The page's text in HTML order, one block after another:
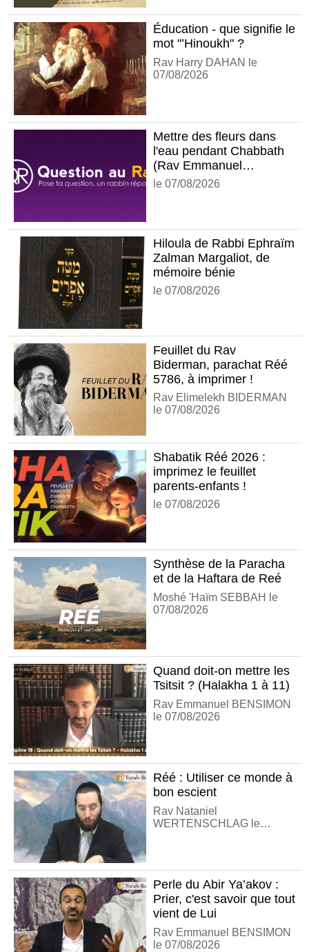
Éducation - que signifie le
mot "’Hinoukh" ?
Rav Harry DAHAN le
07/08/2026
Mettre des fleurs dans
l'eau pendant Chabbath
(Rav Emmanuel
BENSIMON)
le 07/08/2026
Hiloula de Rabbi Ephraïm
Zalman Margaliot, de
mémoire bénie
le 07/08/2026
Feuillet du Rav
Biderman, parachat Réé
5786, à imprimer !
Rav Elimelekh BIDERMAN
le 07/08/2026
Shabatik Réé 2026 :
imprimez le feuillet
parents-enfants !
le 07/08/2026
Synthèse de la Paracha
et de la Haftara de Reé
Moshé 'Haïm SEBBAH le
07/08/2026
Quand doit-on mettre les
Tsitsit ? (Halakha 1 à 11)
Rav Emmanuel BENSIMON
le 07/08/2026
Réé : Utiliser ce monde à
bon escient
Rav Nataniel
WERTENSCHLAG le
Perle du Abir Ya’akov :
Prier, c'est savoir que tout
vient de Lui
Rav Emmanuel BENSIMON
le 07/08/2026